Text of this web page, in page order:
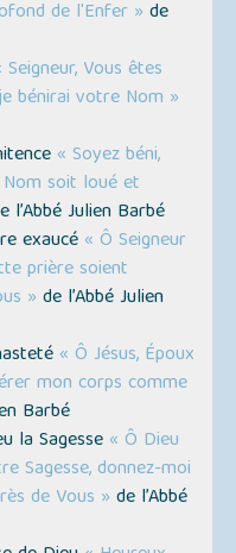
de l'Enfer » de
Seigneur, Vous êtes
bénirai votre Nom »
« Soyez béni,
soit loué et
l’Abbé Julien Barbé
exaucé « Ô Seigneur
prière soient
» de l’Abbé Julien
« Ô Jésus, Époux
mon corps comme
Barbé
la Sagesse « Ô Dieu
Sagesse, donnez-moi
de Vous » de l’Abbé